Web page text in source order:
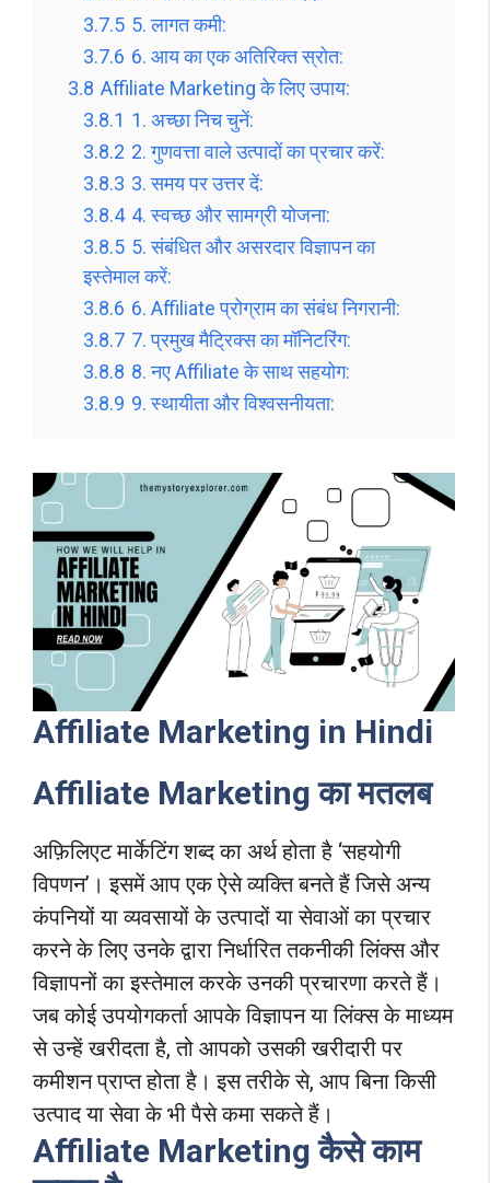
3.7.5 5. लागत कमी:
3.7.6 6. आय का एक अतिरिक्त स्रोत:
3.8 Affiliate Marketing के लिए उपाय:
3.8.1 1. अच्छा निच चुनें:
3.8.2 2. गुणवत्ता वाले उत्पादों का प्रचार करें:
3.8.3 3. समय पर उत्तर दें:
3.8.4 4. स्वच्छ और सामग्री योजना:
3.8.5 5. संबंधित और असरदार विज्ञापन का
इस्तेमाल करें:
3.8.6 6. Affiliate प्रोग्राम का संबंध निगरानी:
3.8.7 7. प्रमुख मैट्रिक्स का मॉनिटरिंग:
3.8.8 8. नए Affiliate के साथ सहयोग:
3.8.9 9. स्थायीता और विश्वसनीयता:
Affiliate Marketing in Hindi
Affiliate Marketingका मतलब
अफ़िलिएट मार्केटिंग शब्द का अर्थ होता है ‘सहयोगी
विपणन’। इसमें आप एक ऐसे व्यक्ति बनते हैं जिसे अन्य
कंपनियों या व्यवसायों के उत्पादों या सेवाओं का प्रचार
करने के लिए उनके द्वारा निर्धारित तकनीकी लिंक्स और
विज्ञापनों का इस्तेमाल करके उनकी प्रचारणा करते हैं।
जब कोई उपयोगकर्ता आपके विज्ञापन या लिंक्स के माध्यम
से उन्हें खरीदता है, तो आपको उसकी खरीदारी पर
कमीशन प्राप्त होता है। इस तरीके से, आप बिना किसी
उत्पाद या सेवा के भी पैसे कमा सकते हैं।
Affiliate Marketing कैसे काम